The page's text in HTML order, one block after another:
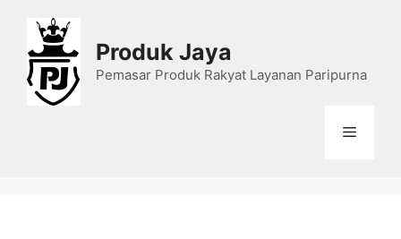
content
Produk Jaya
Pemasar Produk Rakyat Layanan Paripurna
Menu